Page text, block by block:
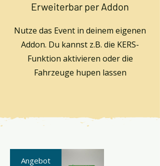
Erweiterbar per Addon
Nutze das Event in deinem eigenen
Addon. Du kannst z.B. die KERS-
Funktion aktivieren oder die
Fahrzeuge hupen lassen
Angebot